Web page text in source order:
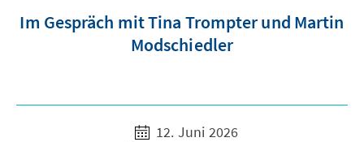
Im Gespräch mit Tina Trompter und Martin
Modschiedler
12. Juni 2026